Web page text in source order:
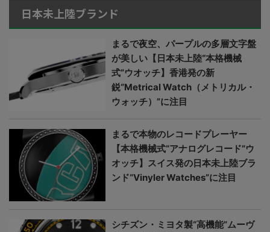
日本未上陸ブランド
まるで夜空、パープルの多層文字盤
が美しい【日本未上陸“本格機械
式”ウオッチ】香港発の新
鋭“Metrical Watch（メトリカル・
ウォッチ）”に注目
まるで本物のレコードプレーヤー
【本格機械式“アナログレコード”ウ
オッチ】スイス発の日本未上陸ブラ
ンド“Vinyler Watches”に注目
シチズン・ミヨタ製“高機能”ムーヴ